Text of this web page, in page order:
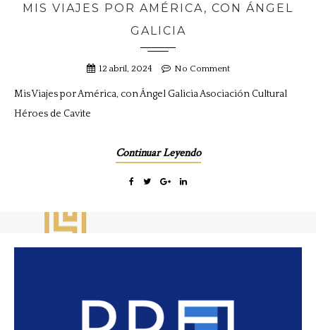
MIS VIAJES POR AMÉRICA, CON ÁNGEL
GALICIA
12 abril, 2024 No Comment
Mis Viajes por América, con Ángel Galicia Asociación Cultural
Héroes de Cavite
Continuar Leyendo